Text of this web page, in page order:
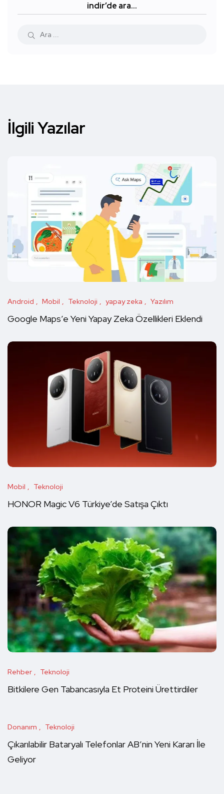
indir’de ara…
İlgili Yazılar
Android Mobil Teknoloji yapay zeka Yazılım
Google Maps’e Yeni Yapay Zeka Özellikleri Eklendi
Mobil Teknoloji
HONOR Magic V6 Türkiye’de Satışa Çıktı
Rehber Teknoloji
Bitkilere Gen Tabancasıyla Et Proteini Ürettirdiler
Donanım Teknoloji
Çıkarılabilir Bataryalı Telefonlar AB’nin Yeni Kararı İle
Geliyor